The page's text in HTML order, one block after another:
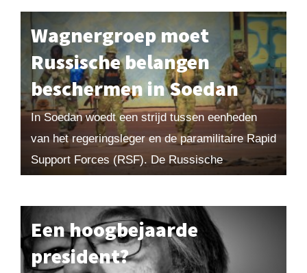
Wagnergroep moet
Russische belangen
beschermen in Soedan
In Soedan woedt een strijd tussen eenheden
van het regeringsleger en de paramilitaire Rapid
Support Forces (RSF). De Russische
Een hoogbejaarde
president?